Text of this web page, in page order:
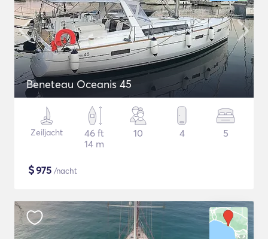
Beneteau Oceanis 45
Zeiljacht
46 ft
14 m
10 4 5
$975 /nacht